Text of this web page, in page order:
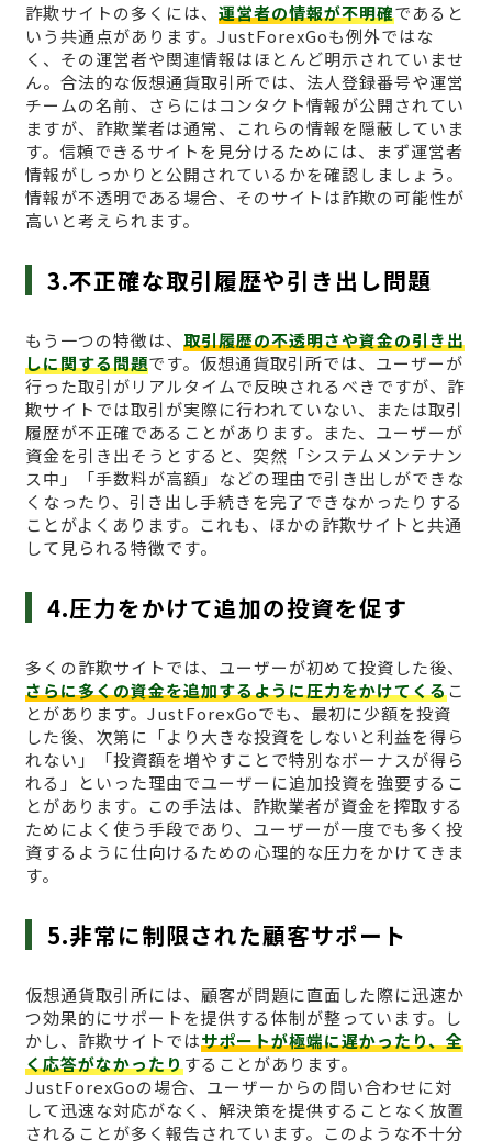
詐欺サイトの多くには、 運営者の情報が不明確であると
いう共通点があります。JustForexGoも例外ではな
く、その運営者や関連情報はほとんど明示されていませ
ん。合法的な仮想通貨取引所では、法人登録番号や運営
チームの名前、さらにはコンタクト情報が公開されてい
ますが、詐欺業者は通常、これらの情報を隠蔽していま
す。信頼できるサイトを見分けるためには、まず運営者
情報がしっかりと公開されているかを確認しましょう。
情報が不透明である場合、そのサイトは詐欺の可能性が
高いと考えられます。
3.不正確な取引履歴や引き出し問題
もう一つの特徴は、 取引履歴の不透明さや資金の引き出
しに関する問題です。仮想通貨取引所では、ユーザーが
行った取引がリアルタイムで反映されるべきですが、詐
欺サイトでは取引が実際に行われていない、または取引
履歴が不正確であることがあります。また、ユーザーが
資金を引き出そうとすると、突然「システムメンテナン
ス中」「手数料が高額」などの理由で引き出しができな
くなったり、引き出し手続きを完了できなかったりする
ことがよくあります。これも、ほかの詐欺サイトと共通
して見られる特徴です。
4.圧力をかけて追加の投資を促す
多くの詐欺サイトでは、ユーザーが初めて投資した後、
さらに多くの資金を追加するように圧力をかけてくるこ
とがあります。JustForexGoでも、最初に少額を投資
した後、次第に「より大きな投資をしないと利益を得ら
れない」「投資額を増やすことで特別なボーナスが得ら
れる」といった理由でユーザーに追加投資を強要するこ
とがあります。この手法は、詐欺業者が資金を搾取する
ためによく使う手段であり、ユーザーが一度でも多く投
資するように仕向けるための心理的な圧力をかけてきま
す。
5.非常に制限された顧客サポート
仮想通貨取引所には、顧客が問題に直面した際に迅速か
つ効果的にサポートを提供する体制が整っています。し
かし、詐欺サイトではサポートが極端に遅かったり、全
く応答がなかったりすることがあります。
JustForexGoの場合、ユーザーからの問い合わせに対
して迅速な対応がなく、解決策を提供することなく放置
されることが多く報告されています。このような不十分